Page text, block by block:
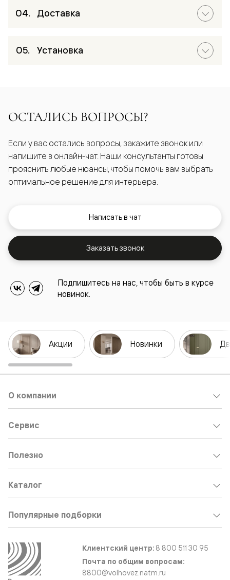
Доставка
Установка
ОСТАЛИСЬ ВОПРОСЫ?
Если у вас остались вопросы, закажите звонок или
напишите в онлайн-чат. Наши консультанты готовы
прояснить любые нюансы, чтобы помочь вам выбрать
оптимальное решение для интерьера.
Написать в чат
Заказать звонок
Подпишитесь на нас, чтобы быть в курсе
новинок.
Акции Новинки
О компании
Сервис
Полезно
Каталог
Популярные подборки
Клиентский центр: 8 800 511 30 95
Почта по общим вопросам:
8800@volhovez.natm.ru